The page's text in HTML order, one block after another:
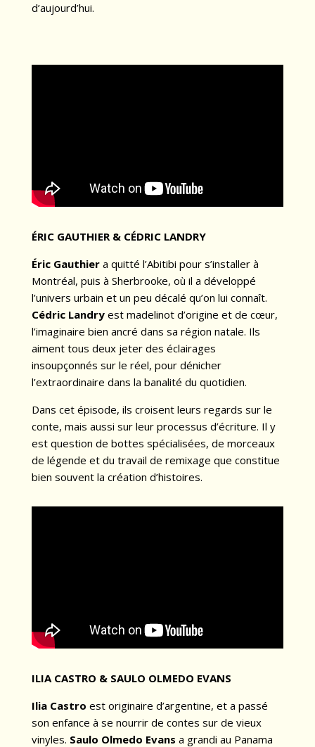
d’aujourd’hui.
ÉRIC GAUTHIER & CÉDRIC LANDRY
Éric Gauthiera quitté l’Abitibi pour s’installer à
Montréal, puis à Sherbrooke, où il a développé
l’univers urbain et un peu décalé qu’on lui connaît.
Cédric Landryest madelinot d’origine et de cœur,
l’imaginaire bien ancré dans sa région natale. Ils
aiment tous deux jeter des éclairages
insoupçonnés sur le réel, pour dénicher
l’extraordinaire dans la banalité du quotidien.
Dans cet épisode, ils croisent leurs regards sur le
conte, mais aussi sur leur processus d’écriture. Il y
est question de bottes spécialisées, de morceaux
de légende et du travail de remixage que constitue
bien souvent la création d’histoires.
ILIA CASTRO & SAULO OLMEDO EVANS
Ilia Castro est originaire d’argentine, et a passé
son enfance à se nourrir de contes sur de vieux
vinyles. Saulo Olmedo Evans a grandi au Panama